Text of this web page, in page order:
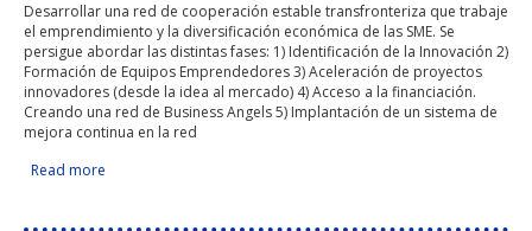
Desarrollar una red de cooperación estable transfronteriza que trabaje
el emprendimiento y la diversificación económica de las SME. Se
persigue abordar las distintas fases: 1) Identificación de la Innovación 2)
Formación de Equipos Emprendedores 3) Aceleración de proyectos
innovadores (desde la idea al mercado) 4) Acceso a la financiación.
Creando una red de Business Angels 5) Implantación de un sistema de
mejora continua en la red
Read more